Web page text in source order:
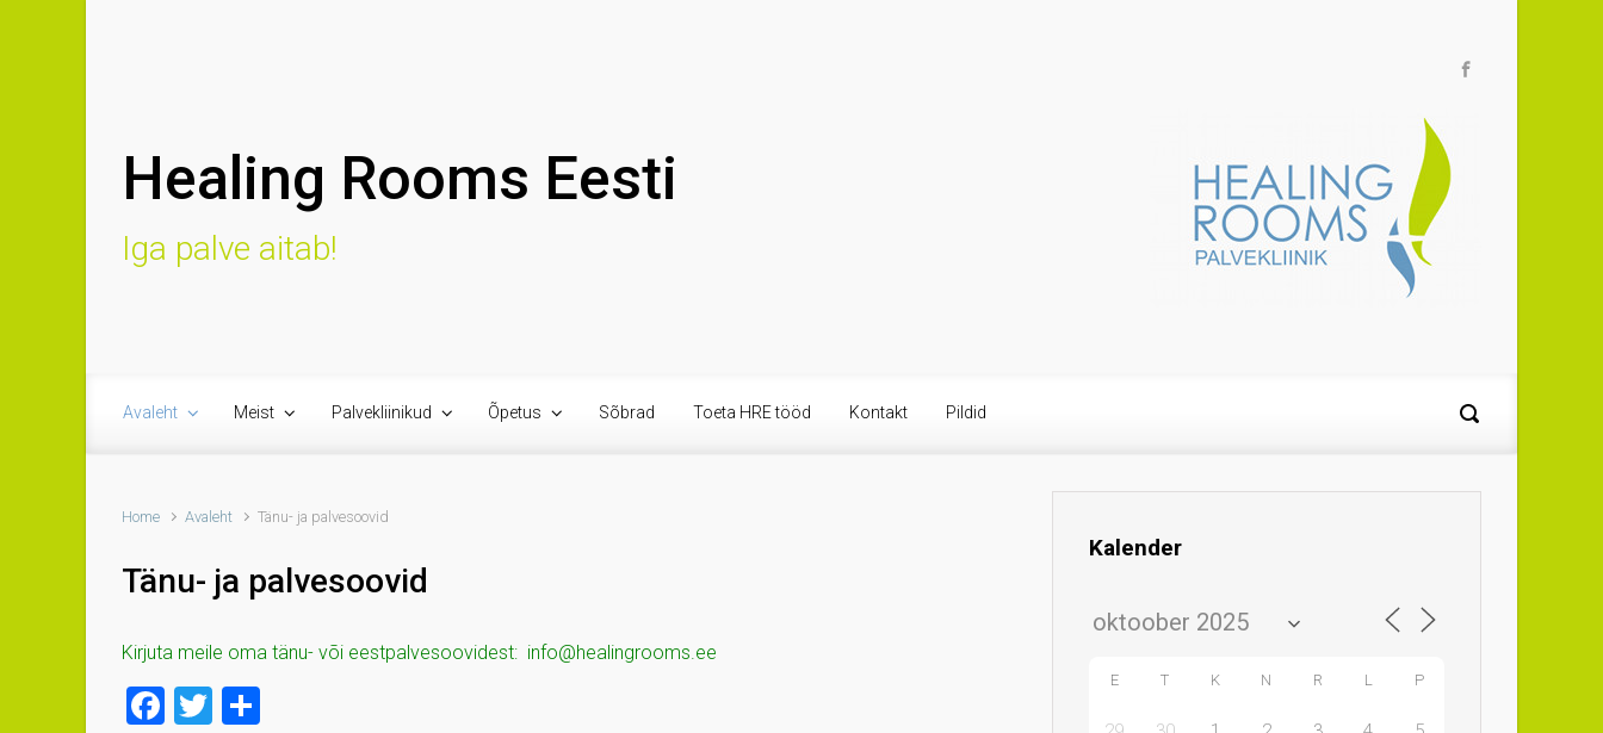
Healing Rooms Eesti
Iga palve aitab!
Avaleht Meist Palvekliinikud Õpetus Sõbrad Toeta HRE tööd Kontakt Pildid
Home Avaleht Tänu- ja palvesoovid
Tänu- ja palvesoovid
Kirjuta meile oma tänu- või eestpalvesoovidest: info@healingrooms.ee
F
T
Kalender
E T K N R L P